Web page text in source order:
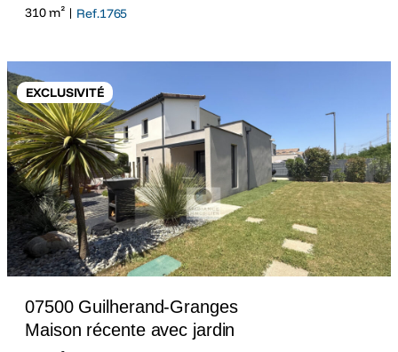
310 m² | Ref.1765
EXCLUSIVITÉ
07500 Guilherand-Granges
Maison récente avec jardin